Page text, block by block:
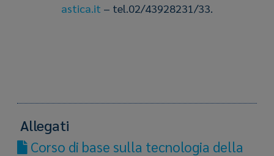
astica.it – tel.02/43928231/33.
Allegati
Corso di base sulla tecnologia della